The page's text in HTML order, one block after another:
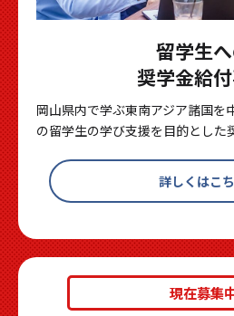
留学生
奨学金給
岡山県内で学ぶ東南アジア諸国を
の留学生の学び支援を目的とした
詳しくはこ
現在募集